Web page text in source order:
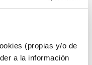
(propias y/o de
a la información